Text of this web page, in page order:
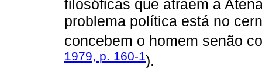
filosóficas que atraem a
problema política está no
concebem o homem senão
1979, p. 160-1).